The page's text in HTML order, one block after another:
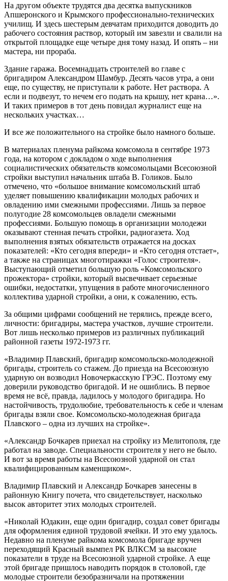
На другом объекте трудятся два десятка выпускников
Апшеронского и Крымского профессионально-технических
училищ. И здесь шестерым девчатам приходится доводить до
рабочего состояния раствор, который им завезли и свалили на
открытой площадке еще четыре дня тому назад. И опять – ни
мастера, ни прораба.
Здание гаража. Восемнадцать строителей во главе с
бригадиром Александром Шамбур. Десять часов утра, а они
еще, по существу, не приступали к работе. Нет раствора. А
если и подвезут, то нечем его подать на крышу, нет крана…».
И таких примеров в тот день повидал журналист еще на
нескольких участках…
И все же положительного на стройке было намного больше.
В материалах пленума райкома комсомола в сентябре 1973
года, на котором с докладом о ходе выполнения
социалистических обязательств комсомольцами Всесоюзной
стройки выступил начальник штаба В. Голиков. Было
отмечено, что «большое внимание комсомольский штаб
уделяет повышению квалификации молодых рабочих и
овладению ими смежными профессиями. Лишь за первое
полугодие 28 комсомольцев овладели смежными
профессиями. Большую помощь в организации молодежи
оказывают стенная печать стройки, радиогазета. Ход
выполнения взятых обязательств отражается на досках
показателей: «Кто сегодня впереди» и «Кто сегодня отстает»,
а также на страницах многотиражки «Голос строителя».
Выступающий отметил большую роль «Комсомольского
прожектора» стройки, который высвечивает серьезные
ошибки, недостатки, упущения в работе многочисленного
коллектива ударной стройки, а они, к сожалению, есть.
За общими цифрами сообщений не терялись, прежде всего,
личности: бригадиры, мастера участков, лучшие строители.
Вот лишь несколько примеров из различных публикаций
районной газеты 1972-1973 гг.
«Владимир Плавский, бригадир комсомольско-молодежной
бригады, строитель со стажем. До приезда на Всесоюзную
ударную он возводил Новочеркасскую ГРЭС. Поэтому ему
доверили руководство бригадой. И не ошиблись. В первое
время не всё, правда, ладилось у молодого бригадира. Но
настойчивость, трудолюбие, требовательность к себе и членам
бригады взяли свое. Комсомольско-молодежная бригада
Плавского – одна из лучших на стройке».
«Александр Бочкарев приехал на стройку из Мелитополя, где
работал на заводе. Специальности строителя у него не было.
И вот за время работы на Всесоюзной ударной он стал
квалифицированным каменщиком».
Владимир Плавский и Александр Бочкарев занесены в
районную Книгу почета, что свидетельствует, насколько
высок авторитет этих молодых строителей.
«Николай Юдакин, еще один бригадир, создал совет бригады
для оформления единой трудовой ячейки. И это ему удалось.
Недавно на пленуме райкома комсомола бригаде вручен
переходящий Красный вымпел РК ВЛКСМ за высокие
показатели в труде на Всесоюзной ударной стройке. А еще
этой бригаде пришлось наводить порядок в столовой, где
молодые строители безобразничали на протяжении